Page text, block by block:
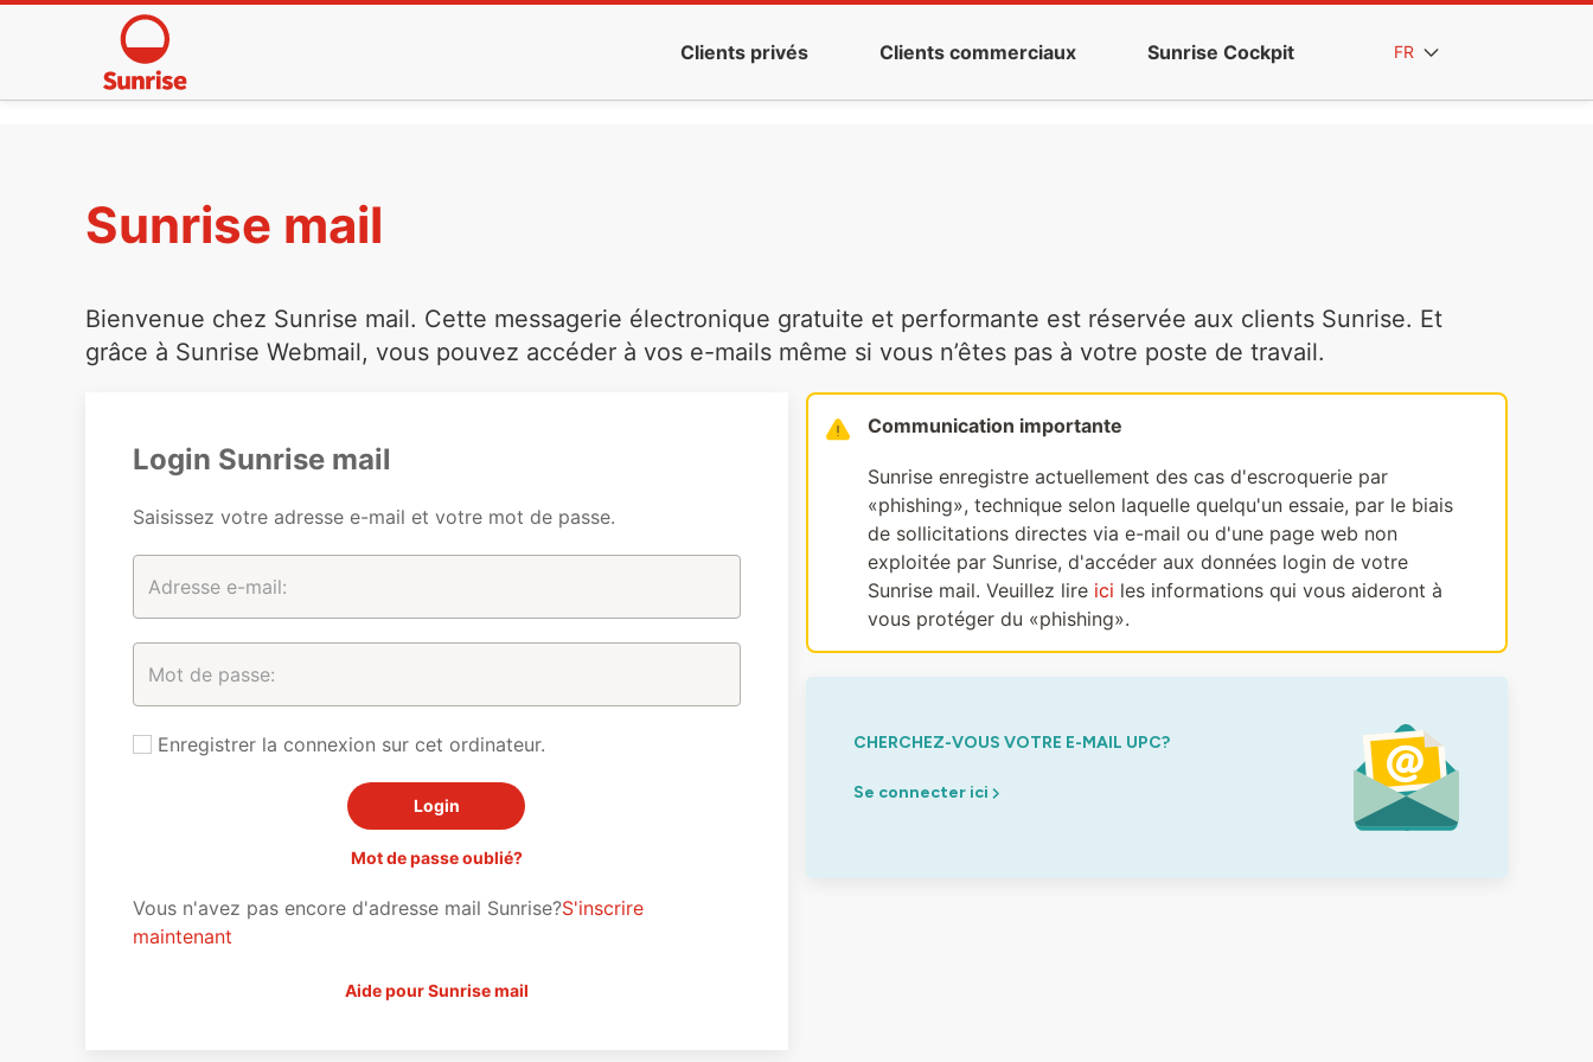
Clients privés Clients commerciaux Sunrise Cockpit FR
Sunrise mail
Bienvenue chez Sunrise mail. Cette messagerie électronique gratuite et performante est réservée aux clients Sunrise. Et
grâce à Sunrise Webmail, vous pouvez accéder à vos e-mails même si vous n’êtes pas à votre poste de travail.
Login Sunrise mail
Saisissez votre adresse e-mail et votre mot de passe.
Enregistrer la connexion sur cet ordinateur.
Mot de passe oublié?
Vous n'avez pas encore d'adresse mail Sunrise?S'inscrire
maintenant
Aide pour Sunrise mail
Communication importante
Sunrise enregistre actuellement des cas d'escroquerie par
«phishing», technique selon laquelle quelqu'un essaie, par le biais
de sollicitations directes via e-mail ou d'une page web non
exploitée par Sunrise, d'accéder aux données login de votre
Sunrise mail. Veuillez lire ici les informations qui vous aideront à
vous protéger du «phishing».
CHERCHEZ-VOUS VOTRE E-MAIL UPC?
Se connecter ici